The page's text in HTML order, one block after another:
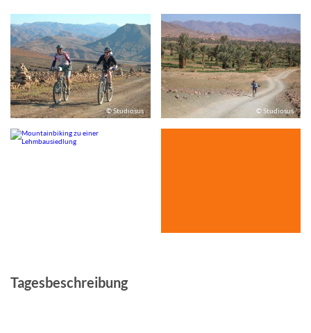
© Studiosus © Studiosus
Tagesbeschreibung